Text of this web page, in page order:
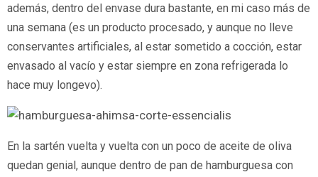
además, dentro del envase dura bastante, en mi caso más de
una semana (es un producto procesado, y aunque no lleve
conservantes artificiales, al estar sometido a cocción, estar
envasado al vacío y estar siempre en zona refrigerada lo
hace muy longevo).
En la sartén vuelta y vuelta con un poco de aceite de oliva
quedan genial, aunque dentro de pan de hamburguesa con